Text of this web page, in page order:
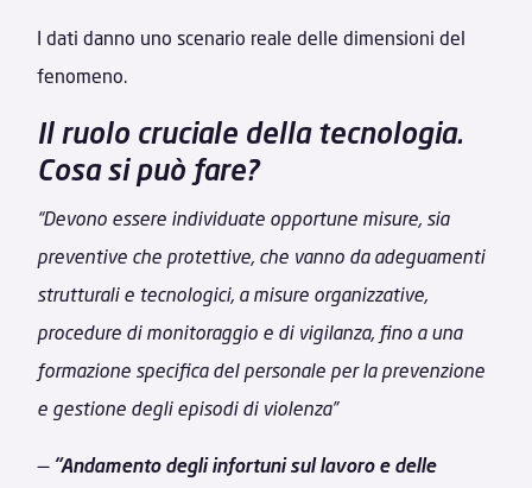
I dati danno uno scenario reale delle dimensioni del
fenomeno.
Il ruolo cruciale della tecnologia.
Cosa si può fare?
“Devono essere individuate opportune misure, sia
preventive che protettive, che vanno da adeguamenti
strutturali e tecnologici, a misure organizzative,
procedure di monitoraggio e di vigilanza, fino a una
formazione specifica del personale per la prevenzione
e gestione degli episodi di violenza”
— “Andamento degli infortuni sul lavoro e delle